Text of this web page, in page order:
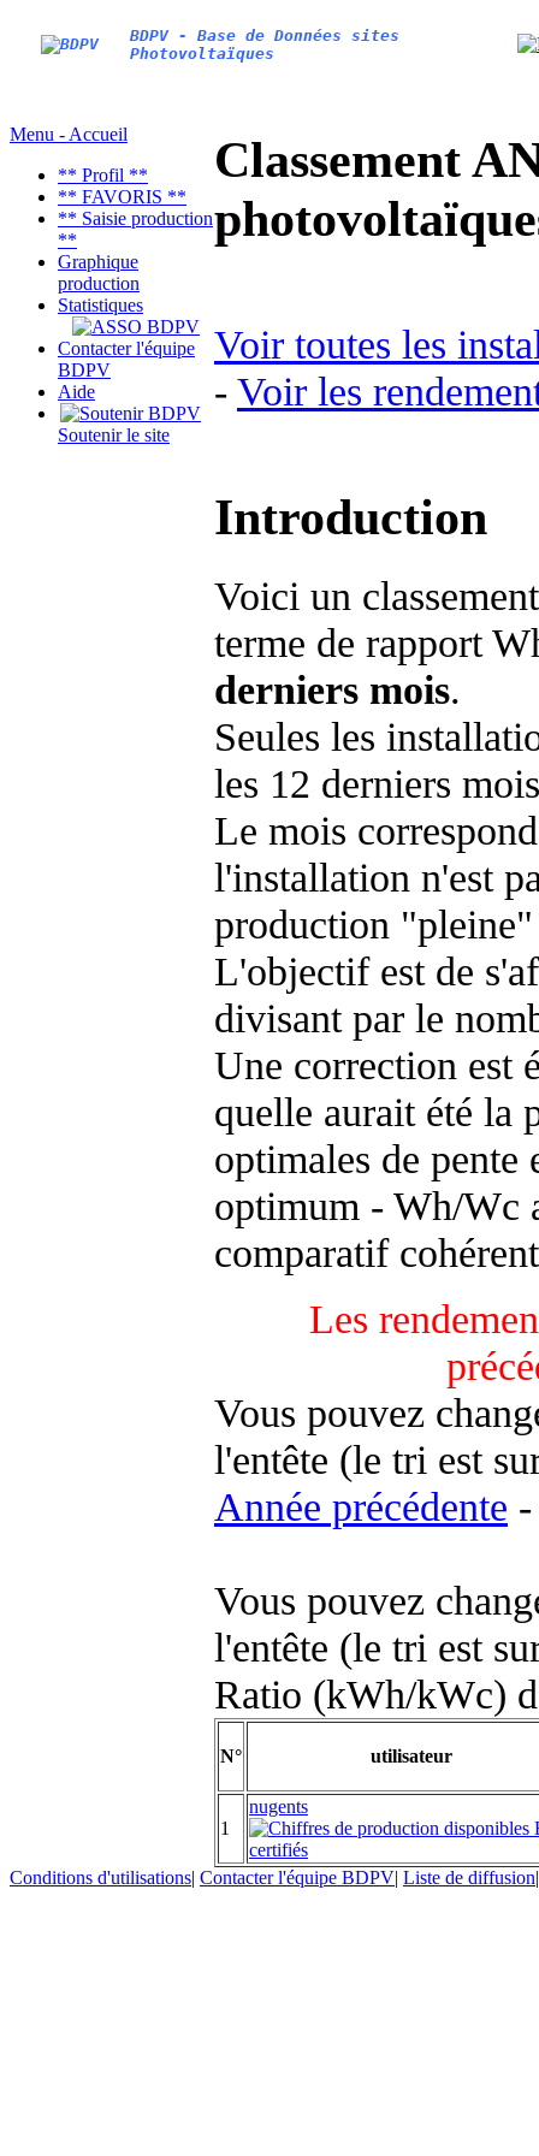
BDPV - Base de Données sites
Photovoltaïques
Menu - Accueil
** Profil **
** FAVORIS **
** Saisie production
**
Graphique
production
Statistiques
Contacter l'équipe
BDPV
Aide
Soutenir le site
Classement
Voir toutes les
- Voir les
Introduction
Voici un
terme de rapport
derniers mois.
Seules les
les 12 derniers
Le mois
l'installation n'est
production "pleine"
L'objectif est de
divisant par le
Une correction est
quelle aurait été la
optimales de
optimum - Wh/Wc
comparatif
Les
Vous pouvez
l'entête (le tri est
Année précédente
Vous pouvez
l'entête (le tri est
Ratio (kWh/kWc)
N° utilisateur
1
nugents
Conditions d'utilisations| Contacter l'équipe BDPV| Liste de diffusion